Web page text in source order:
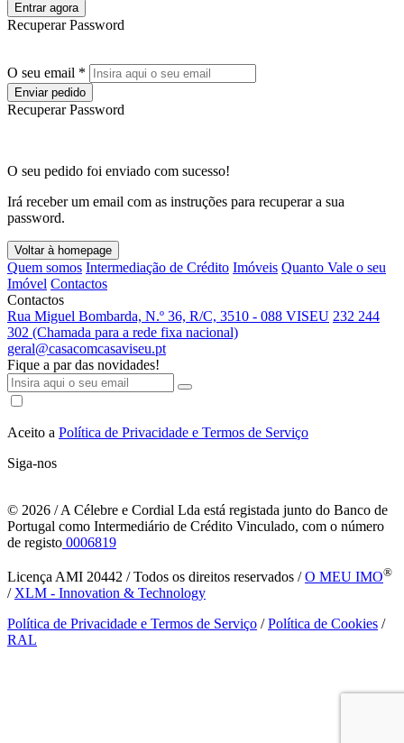
Entrar agora
Recuperar Password
O seu email *
Enviar pedido
Recuperar Password
O seu pedido foi enviado com sucesso!
Irá receber um email com as instruções para recuperar a sua
password.
Voltar à homepage
Quem somos Intermediação de Crédito Imóveis Quanto Vale o seu
Imóvel Contactos
Contactos
Rua Miguel Bombarda, N.º 36, R/C, 3510 - 088 VISEU 232 244
302 (Chamada para a rede fixa nacional)
geral@casacomcasaviseu.pt
Fique a par das novidades!
Aceito a Política de Privacidade e Termos de Serviço
Siga-nos
© 2026 / A Célebre e Cordial Lda está registada junto do Banco de
Portugal como Intermediário de Crédito Vinculado, com o número
de registo 0006819
Licença AMI 20442 / Todos os direitos reservados /O MEU IMO®
/ XLM - Innovation & Technology
Política de Privacidade e Termos de Serviço /Política de Cookies /
RAL